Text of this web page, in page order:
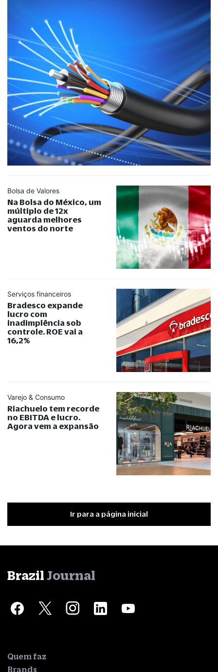
Bolsa de Valores
Na Bolsa do México, um
múltiplo de 12x
aguarda melhores
ventos do norte
Serviços financeiros
Bradesco expande
lucro com
inadimplência sob
controle. ROE vai a
16,2%
Varejo & Consumo
Riachuelo tem recorde
no EBITDA e lucro.
Agora vem a expansão
Ir para a página inicial
Brazil Journal
Quem faz
Brands